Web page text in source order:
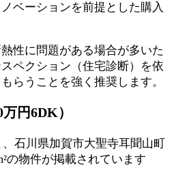
ベーションを前提とした購入
性に問題がある場合が多いた
ペクション（住宅診断）を依
らうことを強く推奨します。
円6DK）
、石川県加賀市大聖寺耳聞山町
の物件が掲載されています